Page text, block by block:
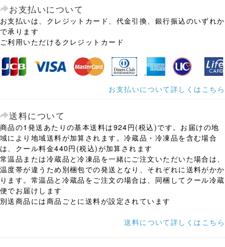
お支払いについて
お支払いは、クレジットカード、代金引換、銀行振込のいずれか
で承ります
ご利用いただけるクレジットカード
お支払いについて詳しくはこちら
送料について
商品の1発送あたりの基本送料は924円(税込)です。お届けの地
域により地域送料が加算されます。冷蔵品・冷凍品を含む場合
は、クール料金440円(税込)が加算されます
常温品または冷蔵品と冷凍品を一緒にご注文いただいた場合は、
温度帯が違うため別梱包での発送となり、それぞれに送料がかか
ります。常温品と冷蔵品をご注文の場合は、同梱してクール冷蔵
便でお届けします
別送商品には商品ごとに送料が設定されています
送料について詳しくはこちら